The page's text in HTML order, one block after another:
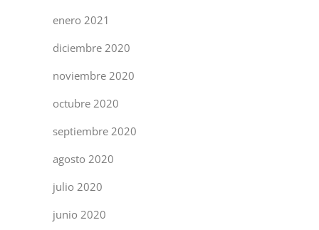
enero 2021
diciembre 2020
noviembre 2020
octubre 2020
septiembre 2020
agosto 2020
julio 2020
junio 2020